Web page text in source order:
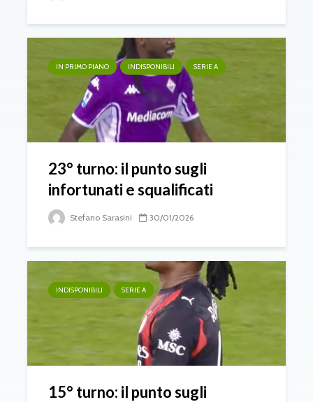
IN PRIMO PIANO INDISPONIBILI SERIE A
23° turno: il punto sugli
infortunati e squalificati
Stefano Sarasini 30/01/2026
INDISPONIBILI SERIE A
15° turno: il punto sugli